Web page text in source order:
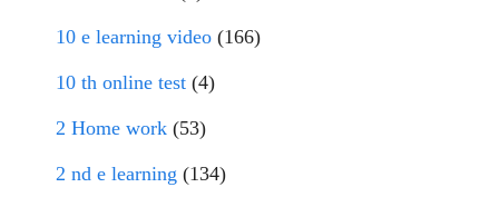
10 e learning video (166)
10 th online test (4)
2 Home work (53)
2 nd e learning (134)